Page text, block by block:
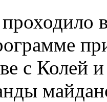
с Колей